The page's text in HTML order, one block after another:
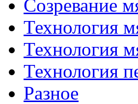
Созревание
Технология
Технология
Технология
Разное